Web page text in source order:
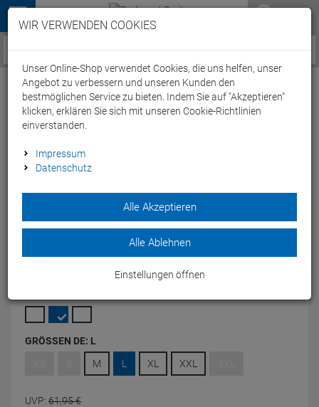
Menü
Service / Hilfe
Arena Team Line Unisex Knitted Poly
Trainingsjacke 004911 - L navy
Herstellernummer: 004911
Mit demArena Team Line unisex Trainings Jacket knitted poly
GRÖSSEN DE: L
M L XL XXL
UVP: 61,95€
WIR VERWENDEN COOKIES
Unser Online-Shop verwendet Cookies, die uns helfen, unser
Angebot zu verbessern und unseren Kunden den
bestmöglichen Service zu bieten. Indem Sie auf "Akzeptieren"
klicken, erklären Sie sich mit unseren Cookie-Richtlinien
einverstanden.
Impressum
Datenschutz
Alle Akzeptieren
Alle Ablehnen
Einstellungen öffnen